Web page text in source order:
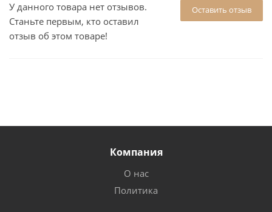
Оставить отзыв
У данного товара нет отзывов.
Станьте первым, кто оставил
отзыв об этом товаре!
Компания
О нас
Политика